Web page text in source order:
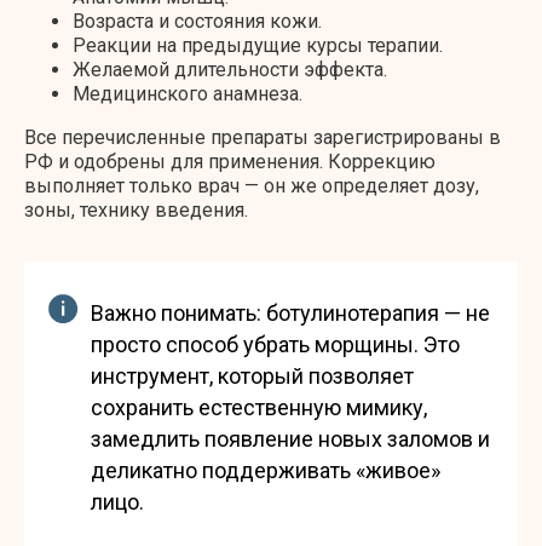
Возраста и состояния кожи.
Реакции на предыдущие курсы терапии.
Желаемой длительности эффекта.
Медицинского анамнеза.
Все перечисленные препараты зарегистрированы в
РФ и одобрены для применения. Коррекцию
выполняет только врач — он же определяет дозу,
зоны, технику введения.
Важно понимать: ботулинотерапия — не
просто способ убрать морщины. Это
инструмент, который позволяет
сохранить естественную мимику,
замедлить появление новых заломов и
деликатно поддерживать «живое»
лицо.